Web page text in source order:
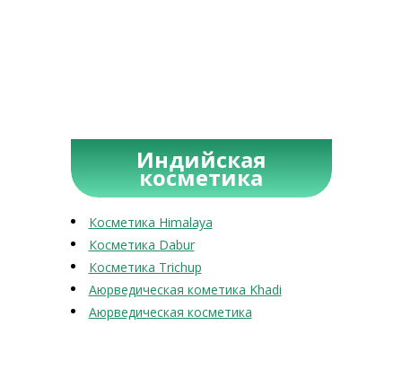
Индийская
косметика
Косметика Himalaya
Косметика Dabur
Косметика Trichup
Аюрведическая кометика Khadi
Аюрведическая косметика